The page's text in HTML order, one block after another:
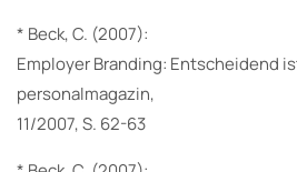
* Beck, C. (2007):
Employer Branding: Entscheidend
personalmagazin,
11/2007, S. 62-63